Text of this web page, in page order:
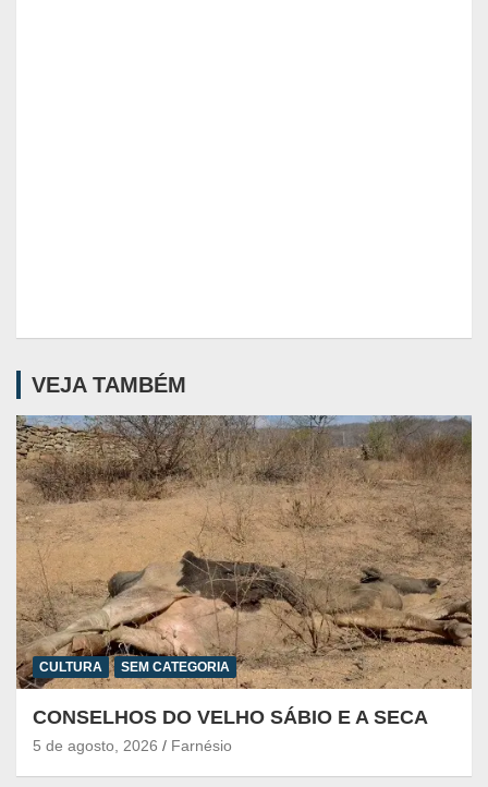
VEJA TAMBÉM
CULTURA SEM CATEGORIA
CONSELHOS DO VELHO SÁBIO E A SECA
5 de agosto, 2026 Farnésio